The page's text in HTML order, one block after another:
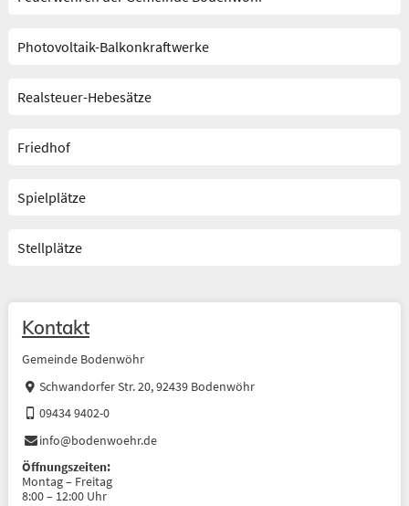
Photovoltaik-Balkonkraftwerke
Realsteuer-Hebesätze
Friedhof
Spielplätze
Stellplätze
Kontakt
Gemeinde Bodenwöhr
Schwandorfer Str. 20, 92439 Bodenwöhr
09434 9402-0
info@bodenwoehr.de
Öffnungszeiten:
Montag – Freitag
8:00 – 12:00 Uhr